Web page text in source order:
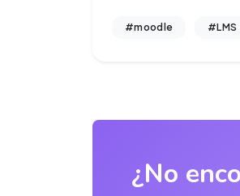
#moodle #LMS
¿No